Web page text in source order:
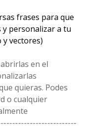
frases para que
y personalizar a tu
vectores)
en el
quieras. Podes
o cualquier